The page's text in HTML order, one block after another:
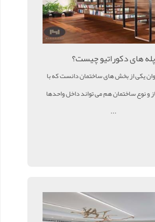
پله های دکوراتیو چیست؟
یکی از بخش های ساختمان دانست که با
و نوع ساختمان هم می تواند داخل واحدها
...